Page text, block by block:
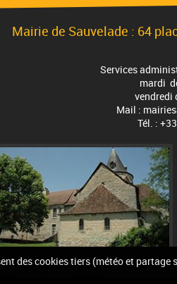
des cookies tiers (météo et partage
Mairie de Sauvelade : 64
Services
mardi
vendredi
Mail :
Tél. :